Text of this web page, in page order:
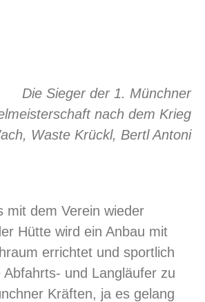
Die Sieger der 1. Münchner
nach dem Krieg
Waste Krückl, Bertl Antoni
mit dem Verein wieder
Hütte wird ein Anbau mit
errichtet und sportlich
Abfahrts- und Langläufer zu
Kräften, ja es gelang